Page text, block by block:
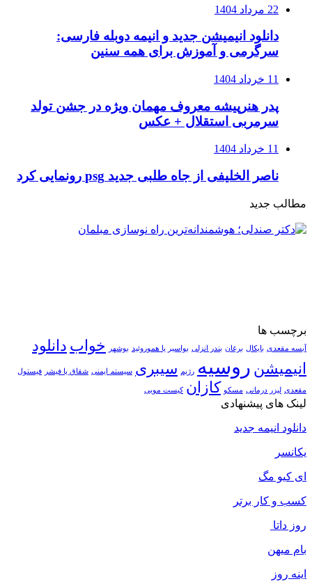
22 مرداد 1404
دانلود انیمیشن جدید و انیمه دوبله فارسی:
سرگرمی و آموزش برای همه سنین
11 خرداد 1404
پدر هنرپیشه معروف مهمان ویژه در جشن تولد
سرمربی استقلال + عکس
11 خرداد 1404
ناصر الخلیفی از جاه طلبی جدید psg رونمایی کرد
مطالب جدید
برچسب ها
آبسه مقعدی بایکال برغان بندر انزلی بواسیر یا هموروئید بوشهر خواب دانلود
انیمیشن روسیه رژیم سیبری سیستم ایمنی شقاق یا فیشر فیستول
مقعدی لیزر درمانی مسکو کازان کیست مویی
لینک های پیشنهادی
دانلود انیمه جدید
یکانسر
ای کیو مگ
کسب و کار برتر
روز داتا
بام میهن
اینه روز